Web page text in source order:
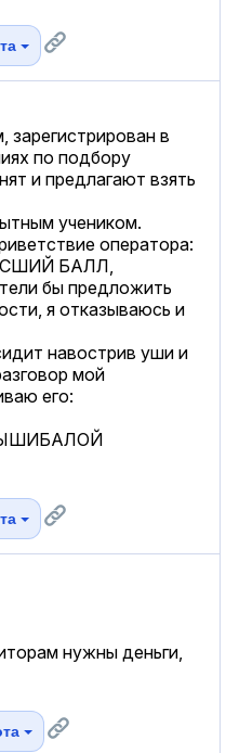
в
по подбору
и предлагают взять
учеником.
оператора:
БАЛЛ,
бы предложить
я отказываюсь и
навострив уши и
мой
его:
нужны деньги,